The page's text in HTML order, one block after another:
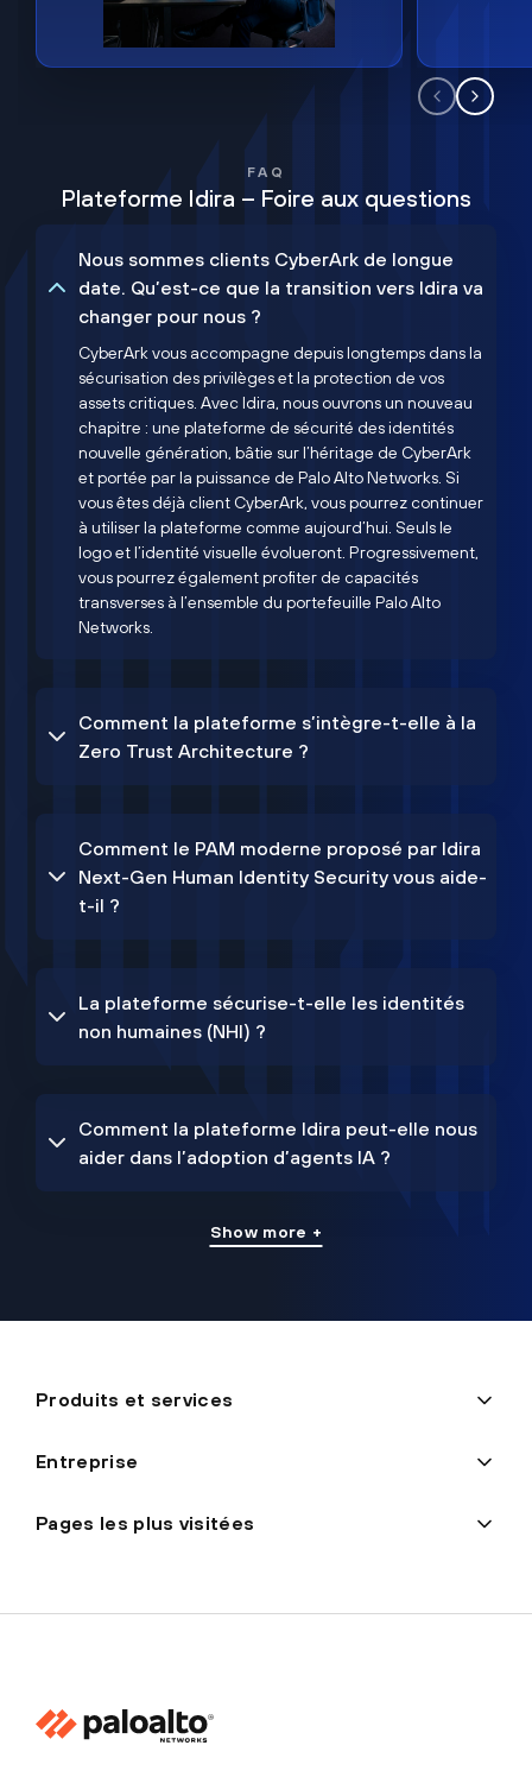
FAQ
Plateforme Idira – Foire aux questions
Nous sommes clients CyberArk de longue
date. Qu’est-ce que la transition vers Idira va
changer pour nous ?
CyberArk vous accompagne depuis longtemps dans la
sécurisation des privilèges et la protection de vos
assets critiques. Avec Idira, nous ouvrons un nouveau
chapitre : une plateforme de sécurité des identités
nouvelle génération, bâtie sur l’héritage de CyberArk
et portée par la puissance de Palo Alto Networks. Si
vous êtes déjà client CyberArk, vous pourrez continuer
à utiliser la plateforme comme aujourd’hui. Seuls le
logo et l’identité visuelle évolueront. Progressivement,
vous pourrez également profiter de capacités
transverses à l’ensemble du portefeuille Palo Alto
Networks.
Comment la plateforme s’intègre-t-elle à la
Zero Trust Architecture ?
Comment le PAM moderne proposé par Idira
Next-Gen Human Identity Security vous aide-
t-il ?
La plateforme sécurise-t-elle les identités
non humaines (NHI) ?
Comment la plateforme Idira peut-elle nous
aider dans l’adoption d’agents IA ?
Show more +
Produits et services
Entreprise
Pages les plus visitées